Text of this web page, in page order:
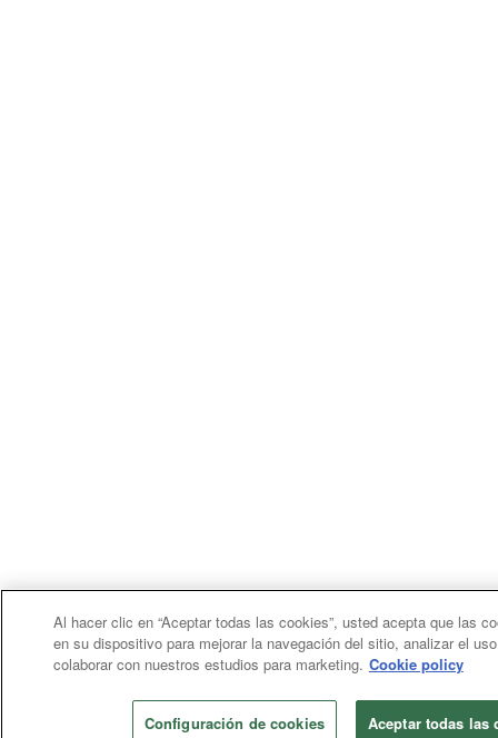
Al hacer clic en “Aceptar todas las cookies”, usted acepta que las
en su dispositivo para mejorar la navegación del sitio, analizar el
colaborar con nuestros estudios para marketing. Cookie policy
Configuración de cookies Aceptar todas las